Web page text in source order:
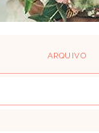
ARQUIVO